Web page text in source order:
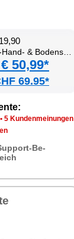
zum Nass- und Tro­ckensau­gen
50,99*
69.95*
• 5 Kun­den­mei­nun­gen
Be­